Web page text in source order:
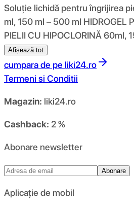
Soluție lichidă pentru îngrijirea
ml, 150 ml – 500 ml HIDROGEL
PIELII CU HIPOCLORINĂ 60ml,
Afișează tot
cumpara de pe liki24.ro
Termeni si Conditii
Magazin: liki24.ro
Cashback: 2 %
Abonare newsletter
Abonare
Aplicație de mobil